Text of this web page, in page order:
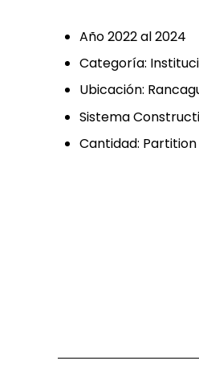
Año 2022 al 2024
Categoría:
Ubicación:
Sistema
Cantidad: